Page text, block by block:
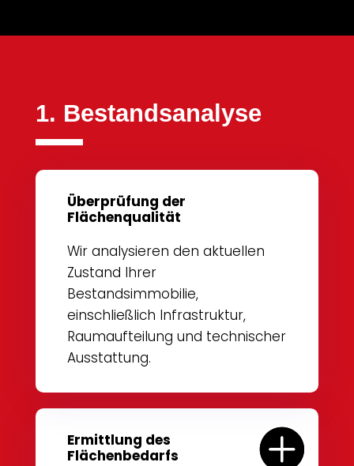
1. Bestandsanalyse
Überprüfung der
Flächenqualität
Wir analysieren den aktuellen
Zustand Ihrer
Bestandsimmobilie,
einschließlich Infrastruktur,
Raumaufteilung und technischer
Ausstattung.
Ermittlung des
Flächenbedarfs